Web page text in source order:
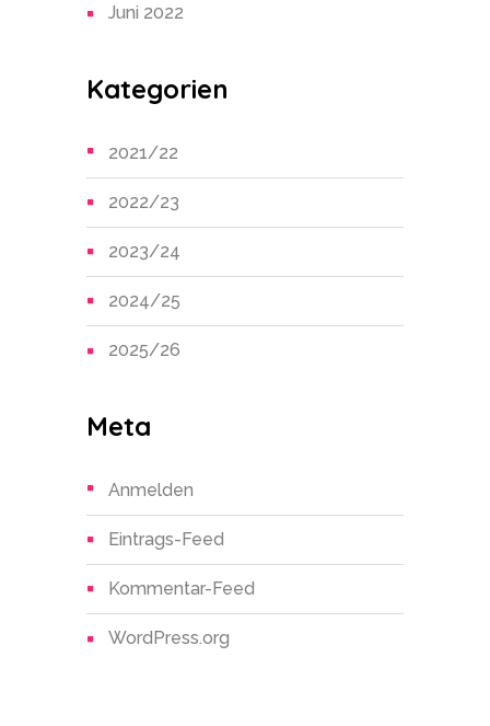
Juni 2022
Kategorien
2021/22
2022/23
2023/24
2024/25
2025/26
Meta
Anmelden
Eintrags-Feed
Kommentar-Feed
WordPress.org